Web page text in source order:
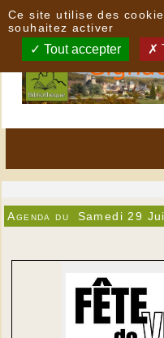
Agenda du Samedi 29
Ce site utilise des
souhaitez activer
Tout accepter